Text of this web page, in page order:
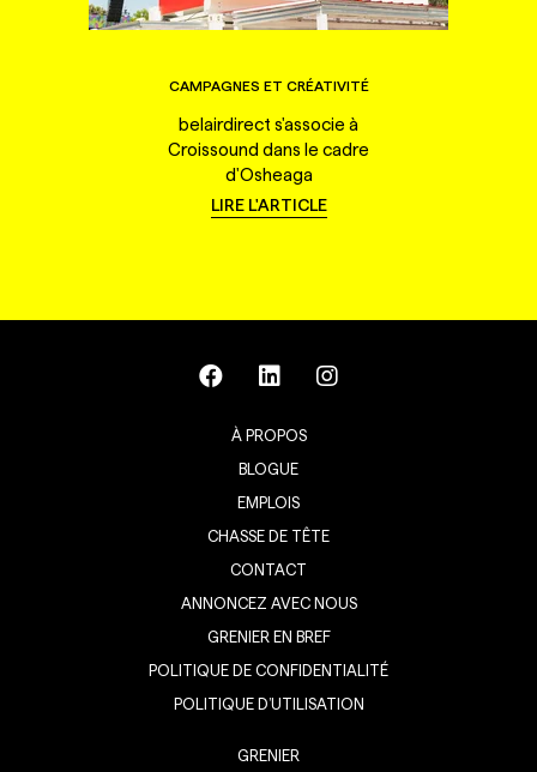
CAMPAGNES ET CRÉATIVITÉ
belairdirect s'associe à
Croissound dans le cadre
d'Osheaga
LIRE L'ARTICLE
À PROPOS
BLOGUE
EMPLOIS
CHASSE DE TÊTE
CONTACT
ANNONCEZ AVEC NOUS
GRENIER EN BREF
POLITIQUE DE CONFIDENTIALITÉ
POLITIQUE D’UTILISATION
GRENIER